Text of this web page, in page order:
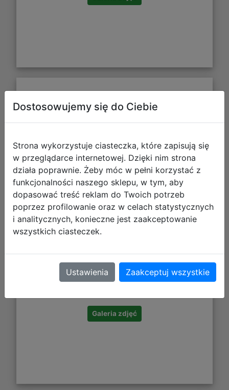
Beuniq Torba na Laptopa Big
Granatowa PPBU-2405
69,99 zł
DO KOSZYKA
Galeria zdjęć
Dostosowujemy się do Ciebie
Strona wykorzystuje ciasteczka, które zapisują się
w przeglądarce internetowej. Dzięki nim strona
działa poprawnie. Żeby móc w pełni korzystać z
funkcjonalności naszego sklepu, w tym, aby
dopasować treść reklam do Twoich potrzeb
poprzez profilowanie oraz w celach statystycznych
i analitycznych, konieczne jest zaakceptowanie
wszystkich ciasteczek.
Ustawienia Zaakceptuj wszystkie